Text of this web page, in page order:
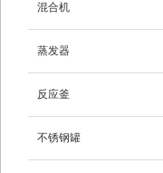
混合机
蒸发器
反应釜
不锈钢罐